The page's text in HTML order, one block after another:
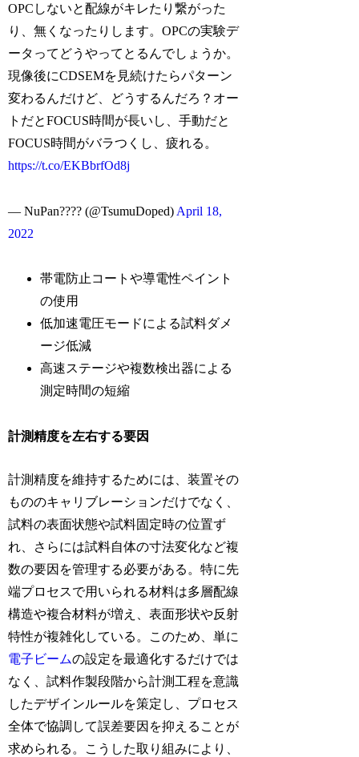
OPCしないと配線がキレたり繋がった
り、無くなったりします。OPCの実験デ
ータってどうやってとるんでしょうか。
現像後にCDSEMを見続けたらパターン
変わるんだけど、どうするんだろ？オー
トだとFOCUS時間が長いし、手動だと
FOCUS時間がバラつくし、疲れる。
https://t.co/EKBbrfOd8j
— NuPan???? (@TsumuDoped) April 18,
2022
帯電防止コートや導電性ペイント
の使用
低加速電圧モードによる試料ダメ
ージ低減
高速ステージや複数検出器による
測定時間の短縮
計測精度を左右する要因
計測精度を維持するためには、装置その
もののキャリブレーションだけでなく、
試料の表面状態や試料固定時の位置ず
れ、さらには試料自体の寸法変化など複
数の要因を管理する必要がある。特に先
端プロセスで用いられる材料は多層配線
構造や複合材料が増え、表面形状や反射
特性が複雑化している。このため、単に
電子ビームの設定を最適化するだけでは
なく、試料作製段階から計測工程を意識
したデザインルールを策定し、プロセス
全体で協調して誤差要因を抑えることが
求められる。こうした取り組みにより、